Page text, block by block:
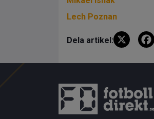
Lech Poznan
Dela artikel: X